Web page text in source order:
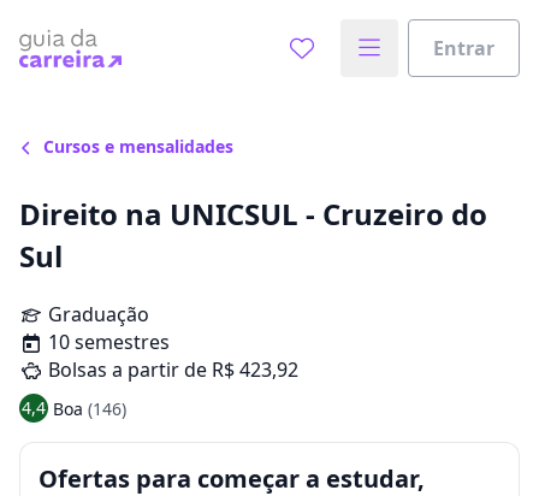
Entrar
Cursos e mensalidades
Direito na UNICSUL - Cruzeiro do
Sul
Graduação
10 semestres
Bolsas a partir de R$ 423,92
4,4 Boa (146)
Ofertas para começar a estudar,